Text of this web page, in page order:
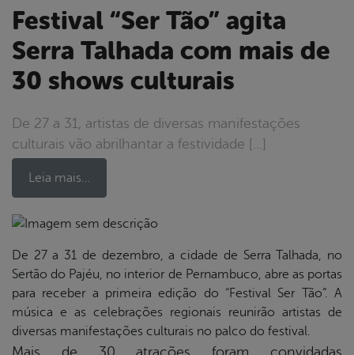
Festival “Ser Tão” agita
Serra Talhada com mais de
30 shows culturais
De 27 a 31, artistas de diversas manifestações
culturais vão abrilhantar a festividade […]
Leia mais…
De 27 a 31 de dezembro, a cidade de Serra Talhada, no
Sertão do Pajéu, no interior de Pernambuco, abre as portas
para receber a primeira edição do “Festival Ser Tão”. A
música e as celebrações regionais reunirão artistas de
diversas manifestações culturais no palco do festival.